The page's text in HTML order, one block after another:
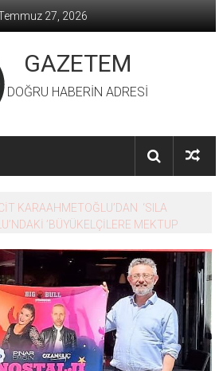
27, 2026
GAZETEM
DOĞRU HABERİN ADRESİ
KARAAHMETOĞLU’DAN ‘SILA
’BÜYÜKELÇİLERE MEKTUP